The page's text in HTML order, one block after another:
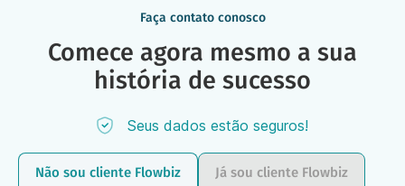
Faça contato conosco
Comece agora mesmo a sua
história de sucesso
Seus dados estão seguros!
Não sou cliente Flowbiz Já sou cliente Flowbiz